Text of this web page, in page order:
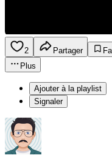
2 Partager
Plus
Ajouter à la playlist
Signaler